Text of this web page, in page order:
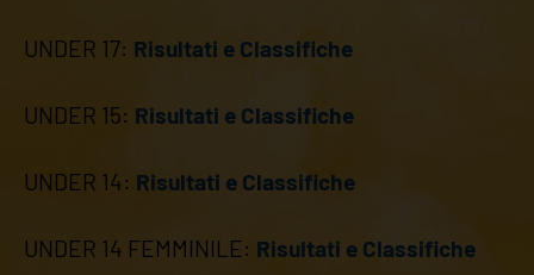
UNDER 17: Risultati e Classifiche
UNDER 15: Risultati e Classifiche
UNDER 14: Risultati e Classifiche
UNDER 14 FEMMINILE: Risultati e Classifiche